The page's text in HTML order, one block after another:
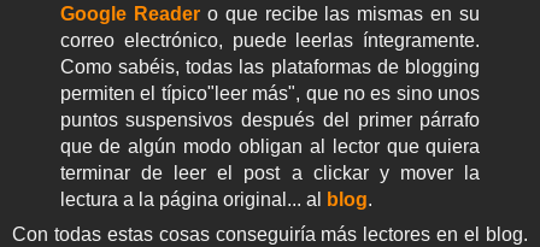
Google Readero que recibe las mismas en su
correo electrónico, puede leerlas íntegramente.
Como sabéis, todas las plataformas de blogging
permiten el típico"leer más", que no es sino unos
puntos suspensivos después del primer párrafo
que de algún modo obligan al lector que quiera
terminar de leer el post a clickar y mover la
lectura a la página original... al
blog.
Con todas estas cosas conseguiría más lectores en el blog.